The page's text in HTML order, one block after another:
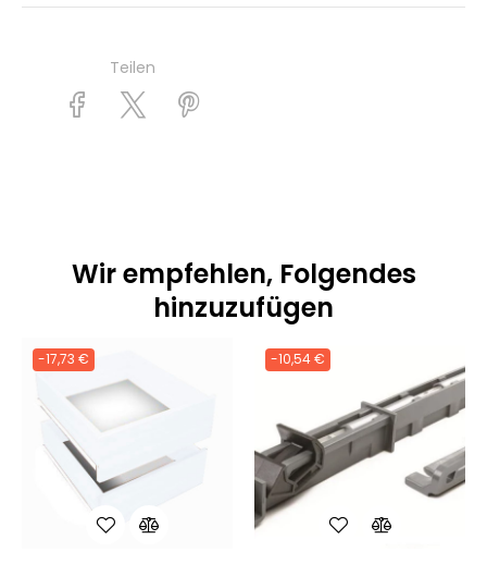
Teilen
Wir empfehlen, Folgendes
hinzuzufügen
-17,73 € -10,54 €